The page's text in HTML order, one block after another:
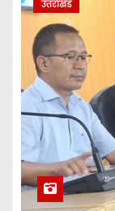
उत्तराखंड